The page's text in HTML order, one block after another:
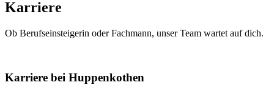
Karriere
Ob Berufseinsteigerin oder Fachmann, unser Team wartet auf dich.
Karriere bei Huppenkothen